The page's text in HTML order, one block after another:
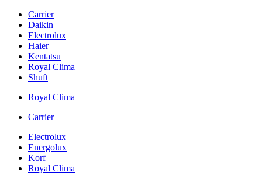
Carrier
Daikin
Electrolux
Haier
Kentatsu
Royal Clima
Shuft
Royal Clima
Carrier
Electrolux
Energolux
Korf
Royal Clima